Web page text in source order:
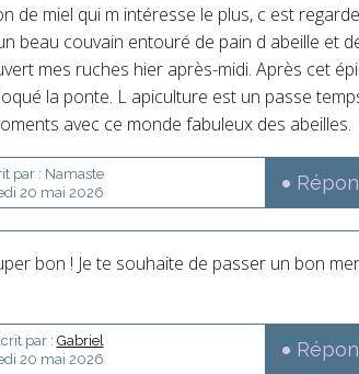
de miel qui m intéresse le plus, c est
beau couvain entouré de pain d abeille et
mes ruches hier après-midi. Après cet
la ponte. L apiculture est un passe
avec ce monde fabuleux des abeilles.
par : Namaste
20 mai 2026
bon ! Je te souhaite de passer un bon
par : Gabriel
20 mai 2026